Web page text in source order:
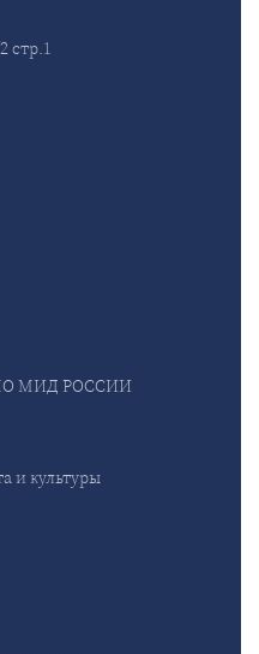
стр.1
МИД РОССИИ
и культуры